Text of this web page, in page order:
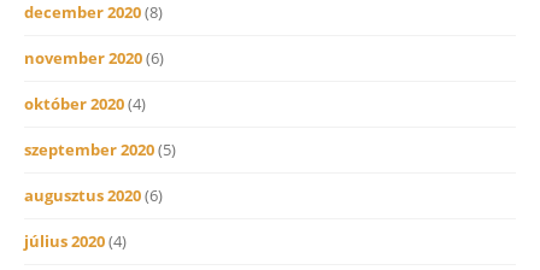
december 2020(8)
november 2020(6)
október 2020(4)
szeptember 2020(5)
augusztus 2020(6)
július 2020(4)